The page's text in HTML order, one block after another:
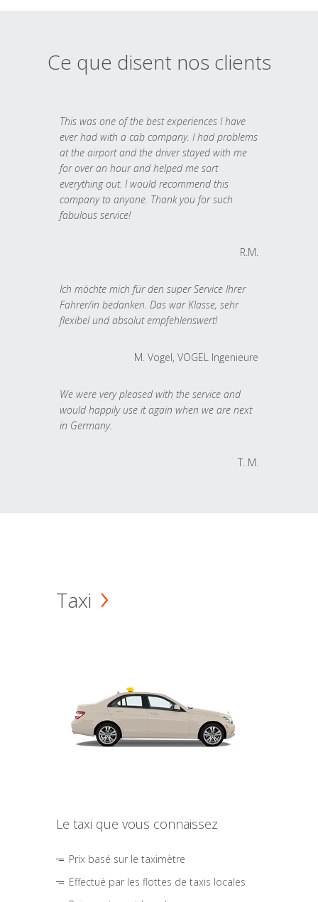
Ce que disent nos clients
This was one of the best experiences I have
ever had with a cab company. I had problems
at the airport and the driver stayed with me
for over an hour and helped me sort
everything out. I would recommend this
company to anyone. Thank you for such
fabulous service!
R.M.
Ich möchte mich für den super Service Ihrer
Fahrer/in bedanken. Das war Klasse, sehr
flexibel und absolut empfehlenswert!
M. Vogel, VOGEL Ingenieure
We were very pleased with the service and
would happily use it again when we are next
in Germany.
T. M.
Taxi
Le taxi que vous connaissez
Prix basé sur le taximètre
Effectué par les flottes de taxis locales